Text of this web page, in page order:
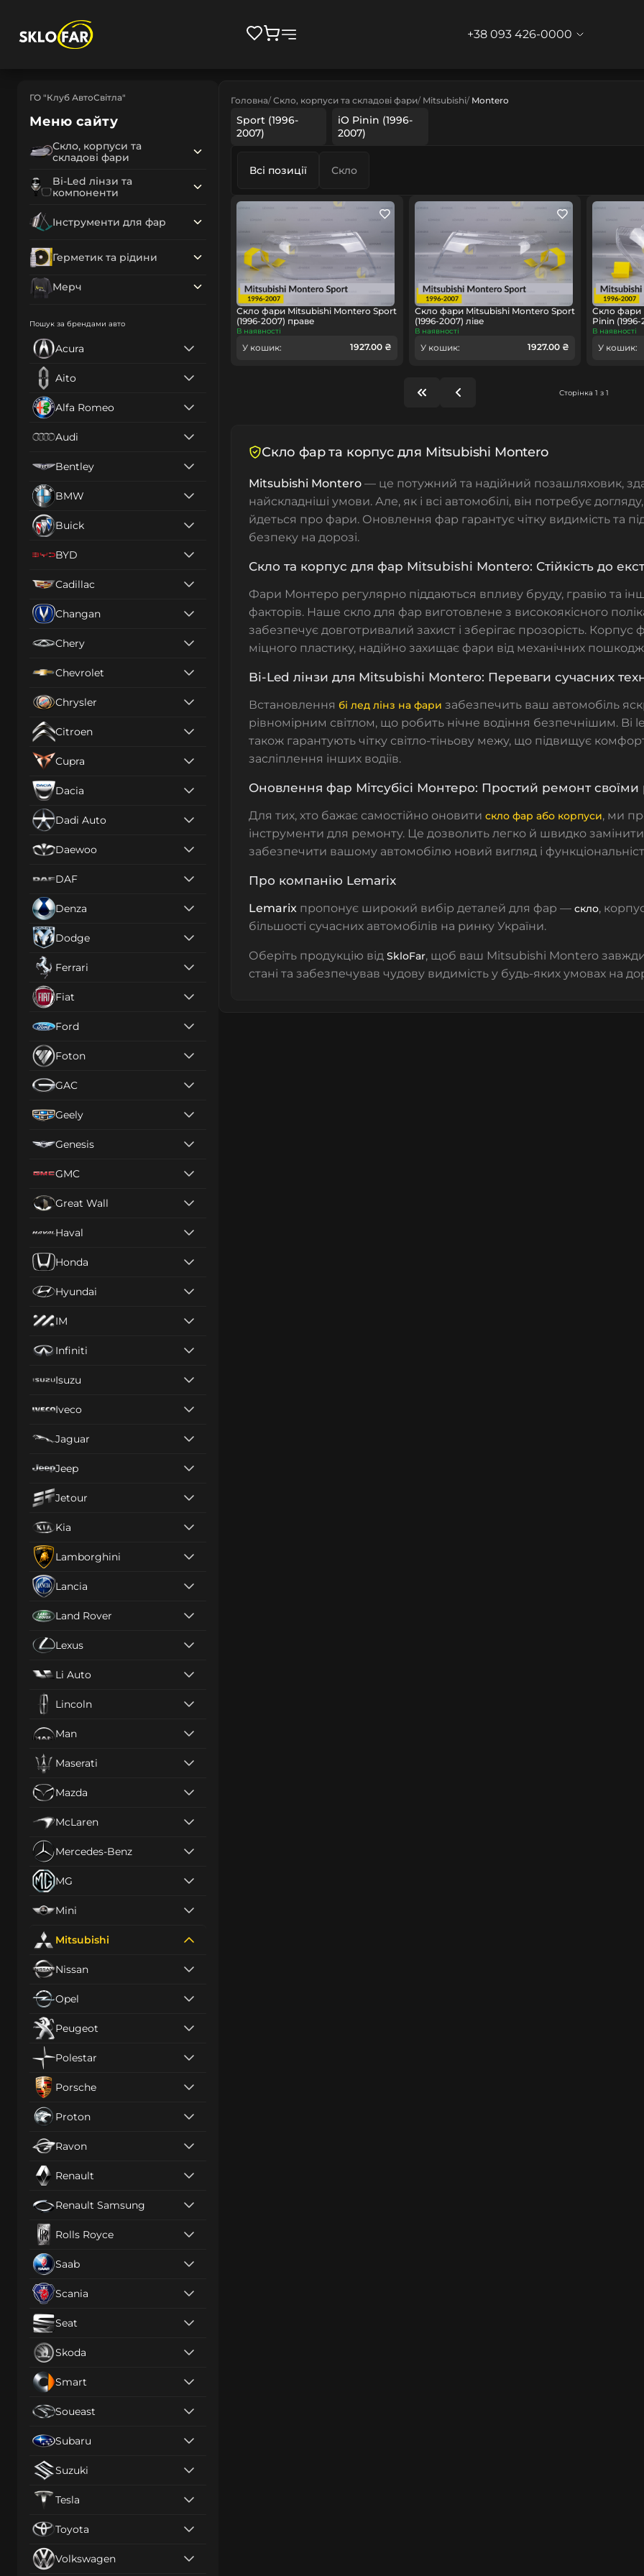
+38 093 426-0000
ГО "Клуб АвтоСвітла"
Меню сайту
Скло, корпуси та
складові фари
Bi-Led лінзи та
компоненти
Інструменти для фар
Герметик та рідини
Мерч
Пошук за брендами авто
Acura
Aito
Alfa Romeo
Audi
Bentley
BMW
Buick
BYD
Cadillac
Changan
Chery
Chevrolet
Chrysler
Citroen
Cupra
Dacia
Dadi Auto
Daewoo
DAF
Denza
Dodge
Ferrari
Fiat
Ford
Foton
GAC
Geely
Genesis
GMC
Great Wall
Haval
Honda
Hyundai
IM
Infiniti
Isuzu
Iveco
Jaguar
Jeep
Jetour
Kia
Lamborghini
Lancia
Land Rover
Lexus
Li Auto
Lincoln
Man
Maserati
Mazda
McLaren
Mercedes-Benz
MG
Mini
Mitsubishi
Nissan
Opel
Peugeot
Polestar
Porsche
Proton
Ravon
Renault
Renault Samsung
Rolls Royce
Saab
Scania
Seat
Skoda
Smart
Soueast
Subaru
Suzuki
Tesla
Toyota
Volkswagen
Головна Скло, корпуси та складові фари Mitsubishi Montero
Sport (1996-
2007)
iO Pinin (1996-
2007)
Всі позиції Скло
Скло фари Mitsubishi Montero Sport
(1996-2007) праве
В наявності
У кошик: 1927.00 ₴
Скло фари Mitsubishi Montero Sport
(1996-2007) ліве
В наявності
У кошик: 1927.00 ₴
Скло фари
Pinin
В наявності
У кошик:
Сторінка 1 з 1
Скло фар та корпус для Mitsubishi Montero
Mitsubishi Montero — це потужний та надійний позашляховик,
найскладніші умови. Але, як і всі автомобілі, він потребує
йдеться про фари. Оновлення фар гарантує чітку видимість та
безпеку на дорозі.
Скло та корпус для фар Mitsubishi Montero: Стійкість до
Фари Монтеро регулярно піддаються впливу бруду, гравію та
факторів. Наше скло для фар виготовлене з високоякісного
забезпечує довготривалий захист і зберігає прозорість. Корпус
міцного пластику, надійно захищає фари від механічних
Bi-Led лінзи для Mitsubishi Montero: Переваги сучасних
Встановлення бі лед лінз на фари забезпечить ваш автомобіль
рівномірним світлом, що робить нічне водіння безпечнішим. Bi
також гарантують чітку світло-тіньову межу, що підвищує
засліплення інших водіїв.
Оновлення фар Мітсубісі Монтеро: Простий ремонт
Для тих, хто бажає самостійно оновити скло фар або корпуси, ми
інструменти для ремонту. Це дозволить легко й швидко замінити
забезпечити вашому автомобілю новий вигляд і
Про компанію Lemarix
Lemarix пропонує широкий вибір деталей для фар — скло,
більшості сучасних автомобілів на ринку України.
Оберіть продукцію від SkloFar, щоб ваш Mitsubishi Montero
стані та забезпечував чудову видимість у будь-яких умовах на